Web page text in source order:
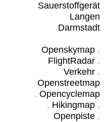
Sauerstoffgerät
Langen
Darmstadt
Openskymap.
FlightRadar.
Verkehr.
Openstreetmap
. Opencyclemap
. Hikingmap.
Openpiste.